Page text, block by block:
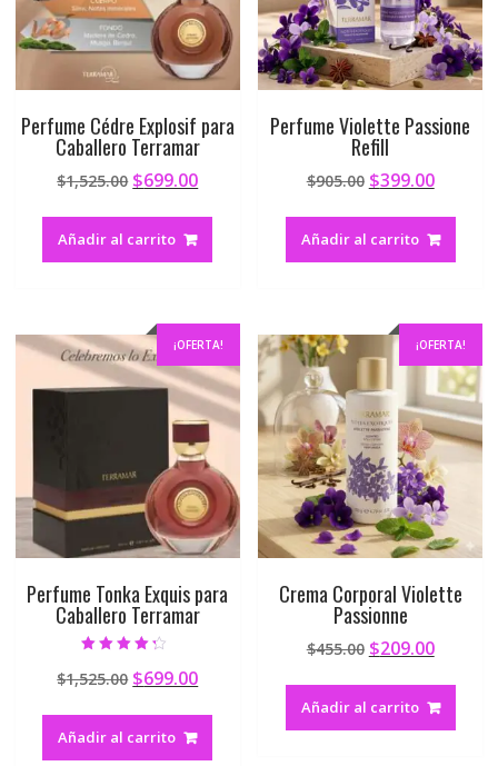
Perfume Cédre Explosif para
Caballero Terramar
$1,525.00 $699.00
Añadir al carrito
Perfume Violette Passione
Refill
$905.00 $399.00
Añadir al carrito
¡OFERTA!
Perfume Tonka Exquis para
Caballero Terramar
4.00
$1,525.00 $699.00
Añadir al carrito
¡OFERTA!
Crema Corporal Violette
Passionne
$455.00 $209.00
Añadir al carrito